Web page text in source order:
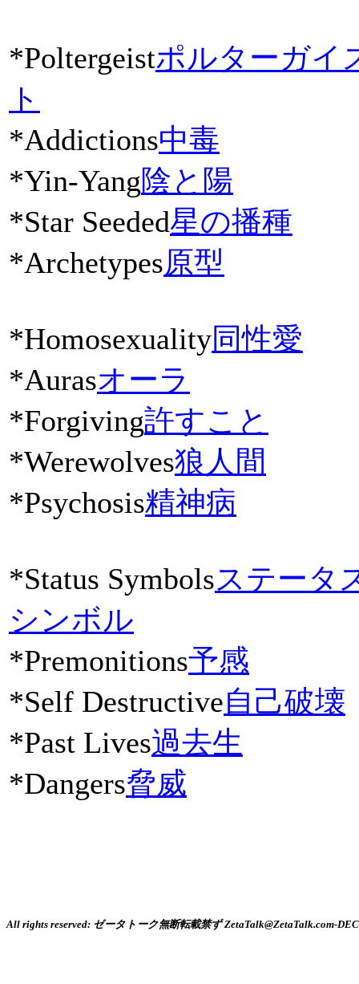
*Poltergeistポルターガイ
ト
*Addictions中毒
*Yin-Yang陰と陽
*Star Seeded星の播種
*Archetypes原型
*Homosexuality同性愛
*Aurasオーラ
*Forgiving許すこと
*Werewolves狼人間
*Psychosis精神病
*Status Symbolsステータ
シンボル
*Premonitions予感
*Self Destructive自己破壊
*Past Lives過去生
*Dangers脅威
All rights reserved: ゼータトーク無断転載禁ず ZetaTalk@ZetaTalk.com-